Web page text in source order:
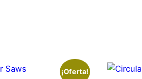
¡Oferta!